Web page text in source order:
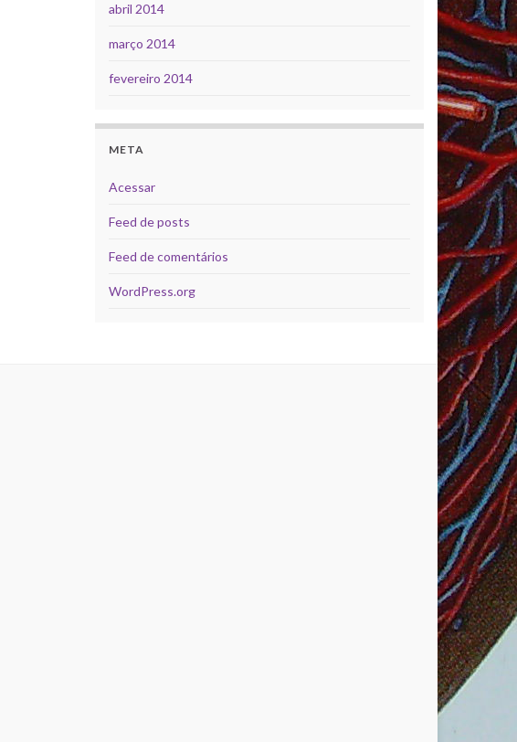
abril 2014
março 2014
fevereiro 2014
META
Acessar
Feed de posts
Feed de comentários
WordPress.org